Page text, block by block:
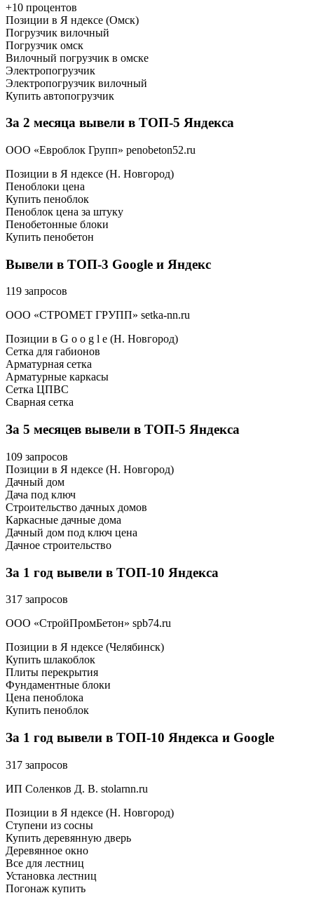
+10 процентов
Позиции в Я ндексе (Омск)
Погрузчик вилочный
Погрузчик омск
Вилочный погрузчик в омске
Электропогрузчик
Электропогрузчик вилочный
Купить автопогрузчик
За 2 месяца вывели в ТОП-5 Яндекса
ООО «Евроблок Групп» penobeton52.ru
Позиции в Я ндексе (Н. Новгород)
Пеноблоки цена
Купить пеноблок
Пеноблок цена за штуку
Пенобетонные блоки
Купить пенобетон
Вывели в ТОП-3 Google и Яндекс
119 запросов
ООО «СТРОМЕТ ГРУПП» setka-nn.ru
Позиции в G o o g l e (Н. Новгород)
Сетка для габионов
Арматурная сетка
Арматурные каркасы
Сетка ЦПВС
Сварная сетка
За 5 месяцев вывели в ТОП-5 Яндекса
109 запросов
Позиции в Я ндексе (Н. Новгород)
Дачный дом
Дача под ключ
Строительство дачных домов
Каркасные дачные дома
Дачный дом под ключ цена
Дачное строительство
За 1 год вывели в ТОП-10 Яндекса
317 запросов
ООО «СтройПромБетон» spb74.ru
Позиции в Я ндексе (Челябинск)
Купить шлакоблок
Плиты перекрытия
Фундаментные блоки
Цена пеноблока
Купить пеноблок
За 1 год вывели в ТОП-10 Яндекса и Google
317 запросов
ИП Соленков Д. В. stolarnn.ru
Позиции в Я ндексе (Н. Новгород)
Ступени из сосны
Купить деревянную дверь
Деревянное окно
Все для лестниц
Установка лестниц
Погонаж купить